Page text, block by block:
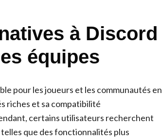
à Discord
équipes
pour les joueurs et les communautés en
riches et sa compatibilité
certains utilisateurs recherchent
que des fonctionnalités plus